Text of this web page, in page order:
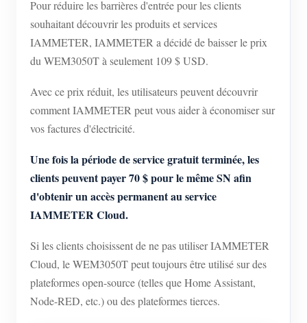
Blogs
Forum
Explorer le site
Classement PV
Pour réduire les barrières d'entrée pour les clients
souhaitant découvrir les produits et services
IAMMETER, IAMMETER a décidé de baisser le prix
du WEM3050T à seulement 109 $ USD.
Avec ce prix réduit, les utilisateurs peuvent découvrir
comment IAMMETER peut vous aider à économiser sur
vos factures d'électricité.
Une fois la période de service gratuit terminée, les
clients peuvent payer 70 $ pour le même SN afin
d'obtenir un accès permanent au service
IAMMETER Cloud.
Si les clients choisissent de ne pas utiliser IAMMETER
Cloud, le WEM3050T peut toujours être utilisé sur des
plateformes open-source (telles que Home Assistant,
Node-RED, etc.) ou des plateformes tierces.